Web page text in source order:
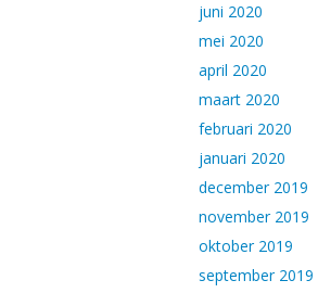
juni 2020
mei 2020
april 2020
maart 2020
februari 2020
januari 2020
december 2019
november 2019
oktober 2019
september 2019